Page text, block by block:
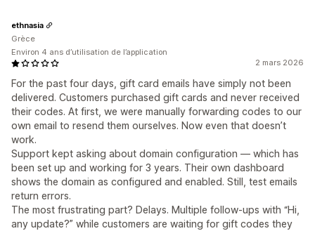
2 mars 2026
For the past four days, gift card emails have simply not been
delivered. Customers purchased gift cards and never received
their codes. At first, we were manually forwarding codes to our
own email to resend them ourselves. Now even that doesn’t
work.
Support kept asking about domain configuration — which has
been set up and working for 3 years. Their own dashboard
shows the domain as configured and enabled. Still, test emails
return errors.
The most frustrating part? Delays. Multiple follow-ups with “Hi,
any update?” while customers are waiting for gift codes they
ethnasia
Grèce
Environ 4 ans d’utilisation de l’application